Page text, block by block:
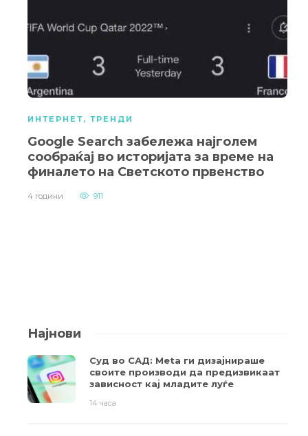
ИНТЕРНЕТ, ТРЕНДИ
Google Search забележа најголем
сообраќај во историјата за време на
финалето на Светското првенство
4 години 911
Најнови
Суд во САД: Meta ги дизајнираше
своите производи да предизвикаат
зависност кај младите луѓе
14 часа